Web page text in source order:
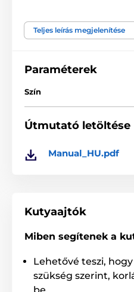
Tartozékok ajtókhoz
% Tartozékok
Teljes leírás megjelenítése
Paraméterek
Szín
Útmutató letöltése
Manual_HU.pdf
Kutyaajtók
Miben segítenek a
Lehetővé teszi,
szükség szerint,